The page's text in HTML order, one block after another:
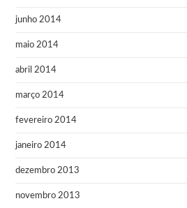
junho 2014
maio 2014
abril 2014
março 2014
fevereiro 2014
janeiro 2014
dezembro 2013
novembro 2013